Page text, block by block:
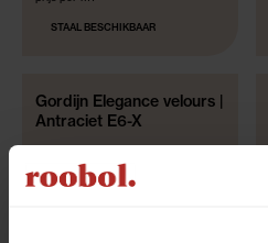
STAAL BESCHIKBAAR
GRATIS GEMAAKT!*
Gordijn Elegance velours |
Antraciet E6-X
€ 47,95
prijs per m1